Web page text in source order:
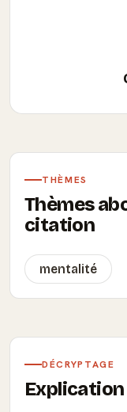
THÈMES
Thèmes
citation
mentalité
DÉCRYPTAGE